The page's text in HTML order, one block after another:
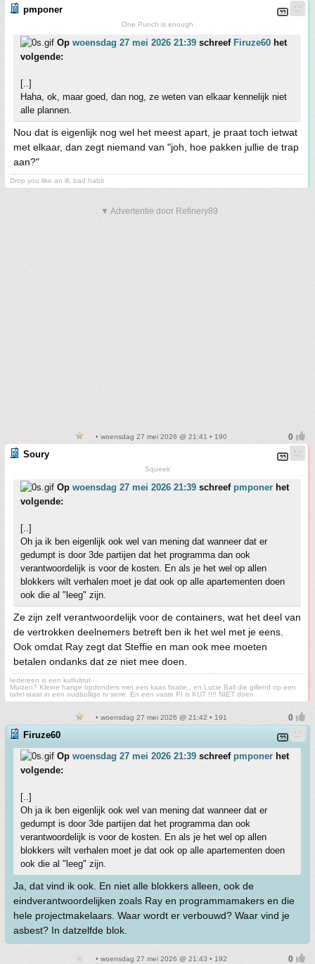
pmponer
One Punch is enough
Op woensdag 27 mei 2026 21:39 schreef Firuze60 het
volgende:
[..]
Haha, ok, maar goed, dan nog, ze weten van elkaar kennelijk niet
alle plannen.
Nou dat is eigenlijk nog wel het meest apart, je praat toch ietwat
met elkaar, dan zegt niemand van "joh, hoe pakken jullie de trap
aan?"
Drop you like an ill, bad habit
▼ Advertentie door Refinery89
• woensdag 27 mei 2026 @ 21:41 • 190
Soury
Squeek
Op woensdag 27 mei 2026 21:39 schreef pmponer het
volgende:
[..]
Oh ja ik ben eigenlijk ook wel van mening dat wanneer dat er
gedumpt is door 3de partijen dat het programma dan ook
verantwoordelijk is voor de kosten. En als je het wel op allen
blokkers wilt verhalen moet je dat ook op alle apartementen doen
ook die al "leeg" zijn.
Ze zijn zelf verantwoordelijk voor de containers, wat het deel van
de vertrokken deelnemers betreft ben ik het wel met je eens.
Ook omdat Ray zegt dat Steffie en man ook mee moeten
betalen ondanks dat ze niet mee doen.
Iedereen is een kutlultrut
Muizen? Kleine harige opdonders met een kaas fixatie., en Lucie Ball die gillend op een
tafel staat in een oudbollige tv serie. En een vaste PI is KUT !!!! NIET doen
• woensdag 27 mei 2026 @ 21:42 • 191
Firuze60
Op woensdag 27 mei 2026 21:39 schreef pmponer het
volgende:
[..]
Oh ja ik ben eigenlijk ook wel van mening dat wanneer dat er
gedumpt is door 3de partijen dat het programma dan ook
verantwoordelijk is voor de kosten. En als je het wel op allen
blokkers wilt verhalen moet je dat ook op alle apartementen doen
ook die al "leeg" zijn.
Ja, dat vind ik ook. En niet alle blokkers alleen, ook de
eindverantwoordelijken zoals Ray en programmamakers en die
hele projectmakelaars. Waar wordt er verbouwd? Waar vind je
asbest? In datzelfde blok.
• woensdag 27 mei 2026 @ 21:43 • 192